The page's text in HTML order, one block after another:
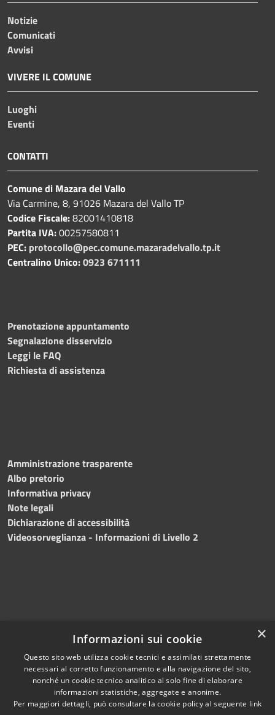
Notizie
Comunicati
Avvisi
VIVERE IL COMUNE
Luoghi
Eventi
CONTATTI
Comune di Mazara del Vallo
Via Carmine, 8, 91026 Mazara del Vallo TP
Codice Fiscale:82001410818
Partita IVA:00257580811
PEC: protocollo@pec.comune.mazaradelvallo.tp.it
Centralino Unico:0923 671111
Prenotazione appuntamento
Segnalazione disservizio
Leggi le FAQ
Richiesta di assistenza
Amministrazione trasparente
Albo pretorio
Informativa privacy
Note legali
Dichiarazione di accessibilità
Videosorveglianza - Informazioni di Livello 2
Accessibilità
Privacy
Copyright © 2024 •
Comune di Mazara del
Vallo• Powered
×
Informazioni sui cookie
Questo sito web utilizza cookie tecnici e assimilati strettamente
necessari al corretto funzionamento e alla navigazione del sito,
nonché un cookie tecnico analitico al solo fine di elaborare
informazioni statistiche, aggregate e anonime.
Per maggiori dettagli, può consultare la cookie policy al seguente link